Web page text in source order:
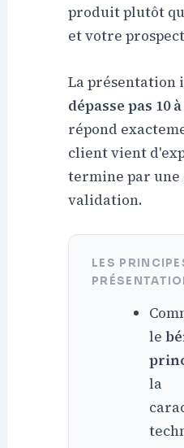
produit plutôt
et votre
La présentation
dépasse pas 10
répond
client vient
termine par une
validation.
LES
le
la